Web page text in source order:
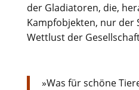
der Gladiatoren, die,
Kampfobjekten, nur der
Wettlust der
»Was für schöne